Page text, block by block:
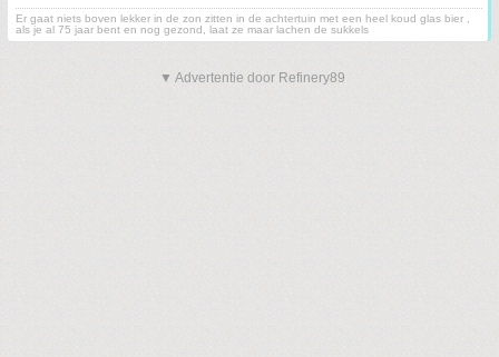
Er gaat niets boven lekker in de zon zitten in de achtertuin met een heel koud glas bier ,
als je al 75 jaar bent en nog gezond, laat ze maar lachen de sukkels
▼ Advertentie door Refinery89